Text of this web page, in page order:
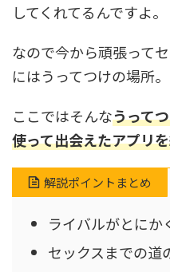
してくれてるんですよ。
なので今から頑張って
にはうってつけの場所。
ここではそんなうって
使って出会えたアプリ
解説ポイントまとめ
ライバルがとにか
セックスまでの道